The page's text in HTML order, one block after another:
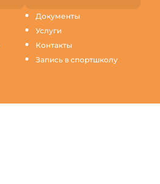
Документы
Услуги
Контакты
Запись в спортшколу